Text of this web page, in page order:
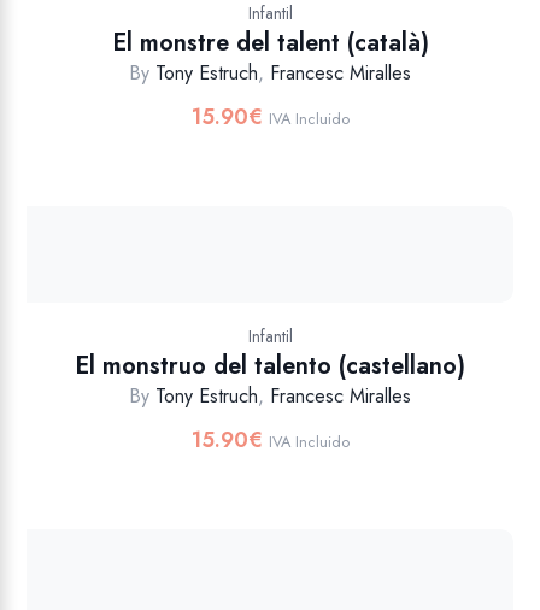
Infantil
El monstre del talent (català)
By Tony Estruch, Francesc Miralles
15.90€ IVA Incluido
Infantil
El monstruo del talento (castellano)
By Tony Estruch, Francesc Miralles
15.90€ IVA Incluido